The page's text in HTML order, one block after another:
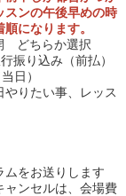
スンの午後早めの時
になります。
ちらか選択
振り込み（前払）
日）
りたい事、レッス
ムをお送りします
ャンセルは、会場費